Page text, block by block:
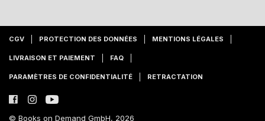
CGV PROTECTION DES DONNÉES MENTIONS LÉGALES
LIVRAISON ET PAIEMENT FAQ
PARAMÈTRES DE CONFIDENTIALITÉ RETRACTATION
© Books on Demand GmbH, 2026